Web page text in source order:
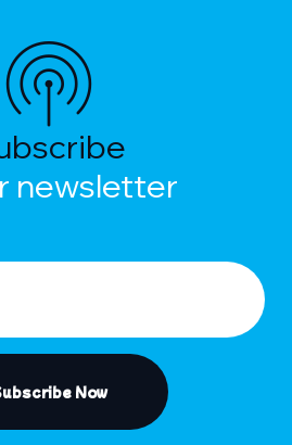
newsletter
Now